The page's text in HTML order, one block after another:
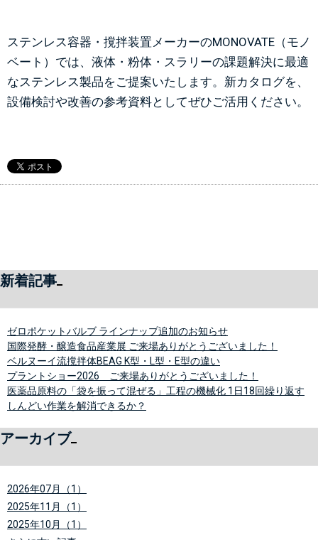
ステンレス容器・撹拌装置メーカーのMONOVATE（モノ
ベート）では、液体・粉体・スラリーの課題解決に最適
なステンレス製品をご提案いたします。新カタログを、
設備検討や改善の参考資料としてぜひご活用ください。
新着記事
ゼロポケットバルブ ラインナップ追加のお知らせ
国際発酵・醸造食品産業展 ご来場ありがとうございました！
ベルヌーイ流撹拌体BEAG K型・L型・E型の違い
プラントショー2026 ご来場ありがとうございました！
医薬品原料の「袋を振って混ぜる」工程の機械化 1日18回繰り返す
しんどい作業を解消できるか？
アーカイブ
2026年07月（1）
2025年11月（1）
2025年10月（1）